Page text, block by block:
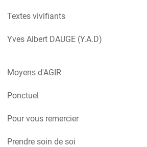
Textes vivifiants
Yves Albert DAUGE (Y.A.D)
Moyens d'AGIR
Ponctuel
Pour vous remercier
Prendre soin de soi